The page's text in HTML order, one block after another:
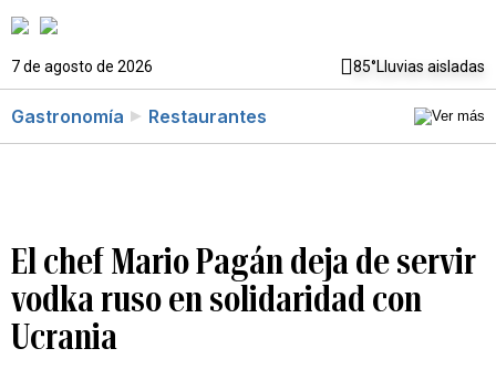
7 de agosto de 2026 85°Lluvias aisladas
Gastronomía Restaurantes
El chef Mario Pagán deja de servir
vodka ruso en solidaridad con
Ucrania